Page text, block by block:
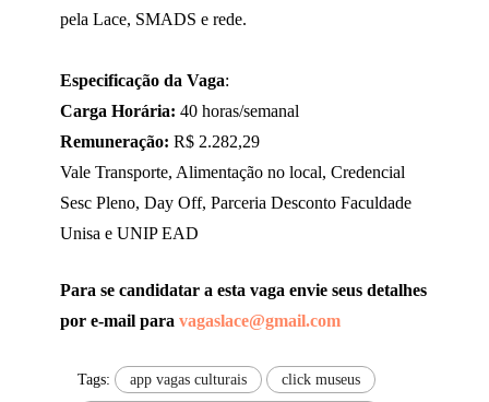
pela Lace, SMADS e rede.
Especificação da Vaga:
Carga Horária: 40 horas/semanal
Remuneração: R$ 2.282,29
Vale Transporte, Alimentação no local, Credencial
Sesc Pleno, Day Off, Parceria Desconto Faculdade
Unisa e UNIP EAD
Para se candidatar a esta vaga envie seus detalhes
por e-mail para vagaslace@gmail.com
Tags: app vagas culturais click museus